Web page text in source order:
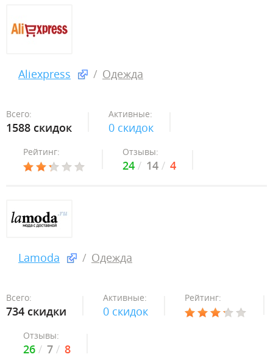
Aliexpress Одежда
Всего:
1588 скидок
Активные:
0 скидок
Рейтинг: Отзывы:
24 14 4
Lamoda Одежда
Всего:
734 скидки
Активные:
0 скидок
Рейтинг:
Отзывы:
26 7 8